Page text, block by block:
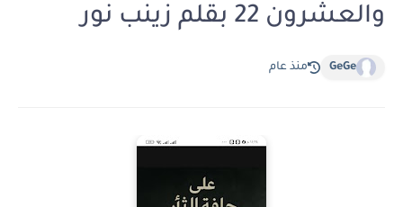
والعشرون 22 بقلم زينب نور
GeGe منذ عام